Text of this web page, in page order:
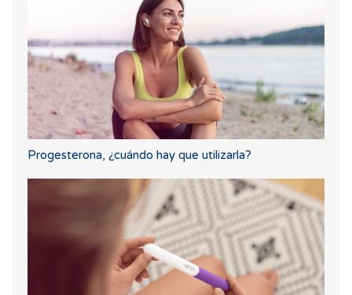
Progesterona, ¿cuándo hay que utilizarla?